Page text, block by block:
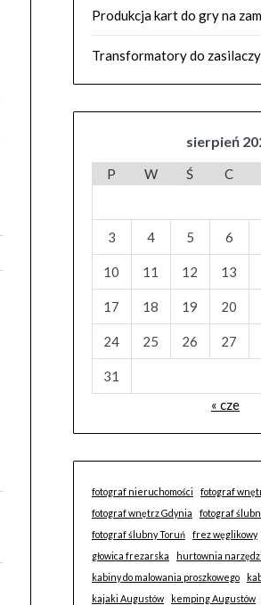
Produkcja kart do gry na
Transformatory do
sierpień
P W Ś C
3 4 5 6
10 11 12 13
17 18 19 20
24 25 26 27
31
« cze
fotograf nieruchomości
fotograf
fotograf wnętrz Gdynia
fotograf
fotograf ślubny Toruń
frez węglikowy
głowica frezarska
hurtownia narzędzi
kabiny do malowania proszkowego
kajaki Augustów
kemping Augustów